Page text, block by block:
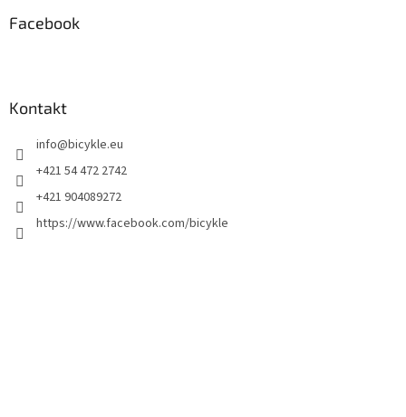
Facebook
Kontakt
info@bicykle.eu
+421 54 472 2742
+421 904089272
https://www.facebook.com/bicykle